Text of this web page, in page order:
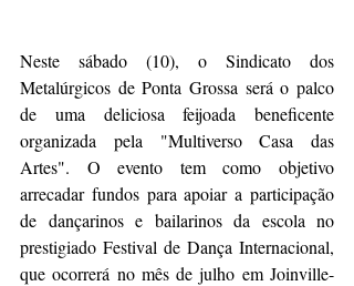
Neste sábado (10), o Sindicato dos
Metalúrgicos de Ponta Grossa será o palco
de uma deliciosa feijoada beneficente
organizada pela "Multiverso Casa das
Artes". O evento tem como objetivo
arrecadar fundos para apoiar a participação
de dançarinos e bailarinos da escola no
prestigiado Festival de Dança Internacional,
que ocorrerá no mês de julho em Joinville-